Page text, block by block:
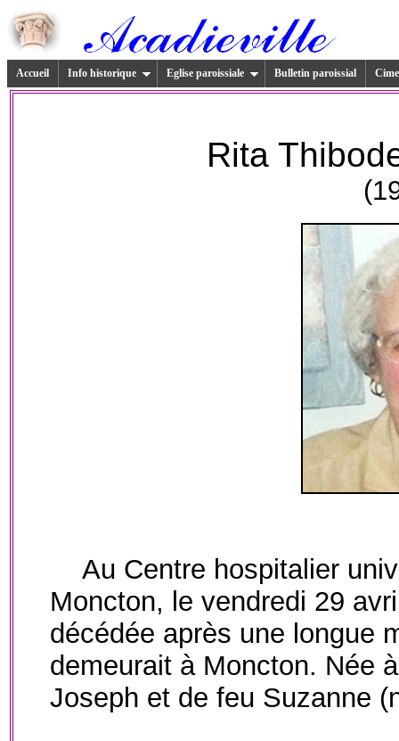
Accueil Info historique Eglise paroissiale Bulletin paroissial
Rita
Au Centre hospitalier
Moncton, le vendredi 29
décédée après une longue
demeurait à Moncton. Née
Joseph et de feu Suzanne